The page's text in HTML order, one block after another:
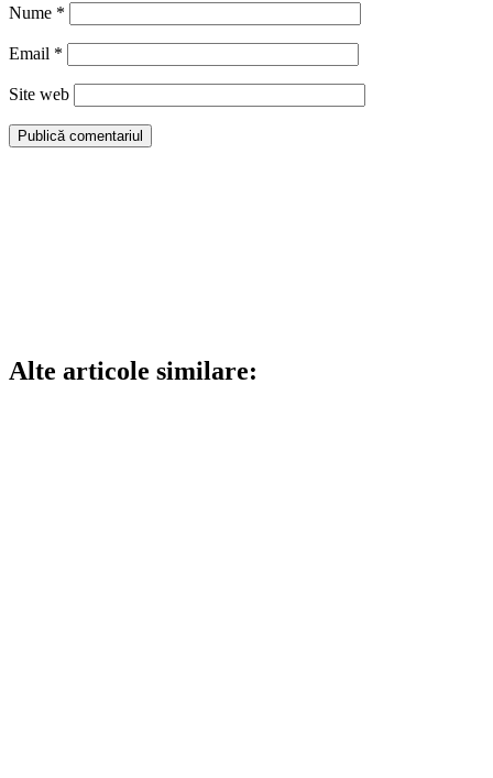
Nume *
Email *
Site web
Alte articole similare: